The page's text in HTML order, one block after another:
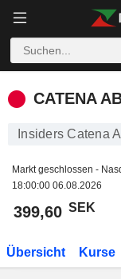
CATENA AB
CATENA
Insiders Catena
Markt geschlossen -
18:00:00 06.08.2026
399,60 SEK
Übersicht Kurse